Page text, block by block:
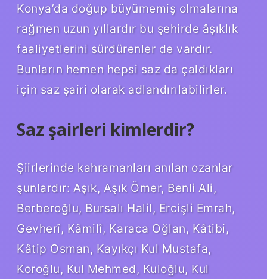
Konya’da doğup büyümemiş olmalarına
rağmen uzun yıllardır bu şehirde âşıklık
faaliyetlerini sürdürenler de vardır.
Bunların hemen hepsi saz da çaldıkları
için saz şairi olarak adlandırılabilirler.
Saz şairleri kimlerdir?
Şiirlerinde kahramanları anılan ozanlar
şunlardır: Aşık, Aşık Ömer, Benli Ali,
Berberoğlu, Bursalı Halil, Ercişli Emrah,
Gevherî, Kâmilî, Karaca Oğlan, Kâtibi,
Kâtip Osman, Kayıkçı Kul Mustafa,
Koroğlu, Kul Mehmed, Kuloğlu, Kul